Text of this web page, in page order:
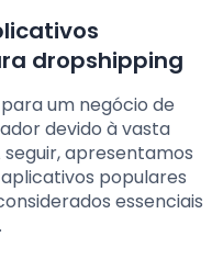
dropshipping
um negócio de
devido à vasta
seguir, apresentamos
populares
essenciais